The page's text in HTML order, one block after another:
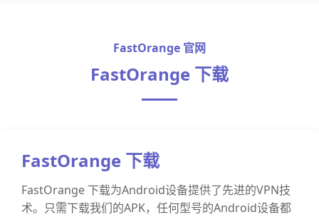
FastOrange 官网
FastOrange 下载
FastOrange 下载
FastOrange 下载为Android设备提供了先进的VPN技
术。只需下载我们的APK，任何型号的Android设备都